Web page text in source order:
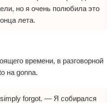
но я очень полюбила это
лета.
времени, в разговорной
на gonna.
forgot. — Я собирался